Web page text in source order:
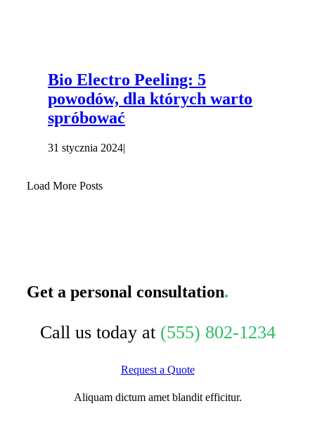
Bio Electro Peeling: 5
powodów, dla których warto
spróbować
31 stycznia 2024|
Load More Posts
Get a personal consultation.
Call us today at (555) 802-1234
Request a Quote
Aliquam dictum amet blandit efficitur.